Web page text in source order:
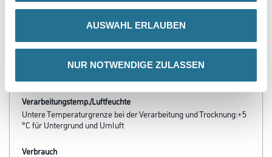
AUSWAHL ERLAUBEN
NUR NOTWENDIGE ZULASSEN
- Starke Haftung auf vielen Untergründen
- Hoher Lichtindex
- Desinfektionsmittelbeständig
- Emissionsminimiert und lösemittelfrei
Verarbeitungstemp./Luftfeuchte
Untere Temperaturgrenze bei der Verarbeitung und Trocknung:+5
°C für Untergrund und Umluft
Verbrauch